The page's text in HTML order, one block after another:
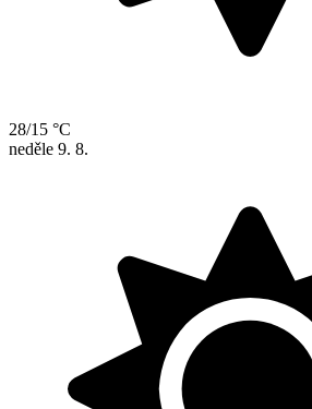
28/15 °C
neděle 9. 8.